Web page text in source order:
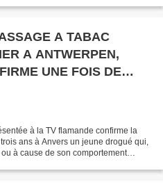
A TABAC
A ANTWERPEN,
UNE FOIS DE
D'EXTREME DROITE
à la TV flamande confirme la
ans à Anvers un jeune drogué qui,
à cause de son comportement